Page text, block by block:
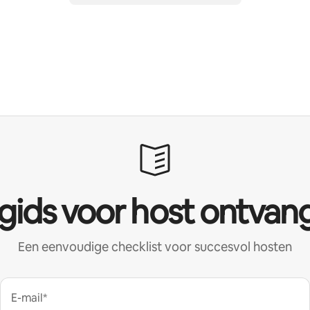
voor host
Een eenvoudige checklist voor succesvol hosten
E-mail*